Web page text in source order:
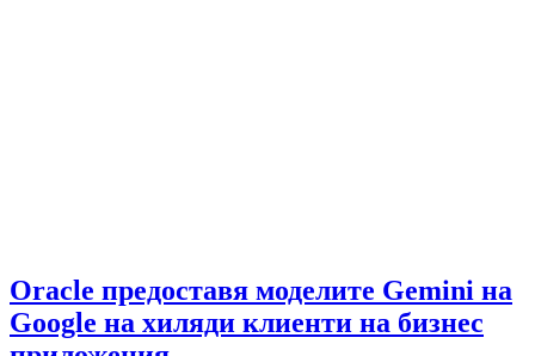
Oracle предоставя моделите Gemini на
Google на хиляди клиенти на бизнес